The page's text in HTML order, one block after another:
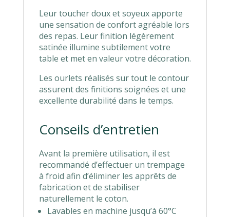
Leur toucher doux et soyeux apporte
une sensation de confort agréable lors
des repas. Leur finition légèrement
satinée illumine subtilement votre
table et met en valeur votre décoration.
Les ourlets réalisés sur tout le contour
assurent des finitions soignées et une
excellente durabilité dans le temps.
Conseils d’entretien
Avant la première utilisation, il est
recommandé d’effectuer un trempage
à froid afin d’éliminer les apprêts de
fabrication et de stabiliser
naturellement le coton.
Lavables en machine jusqu’à 60°C